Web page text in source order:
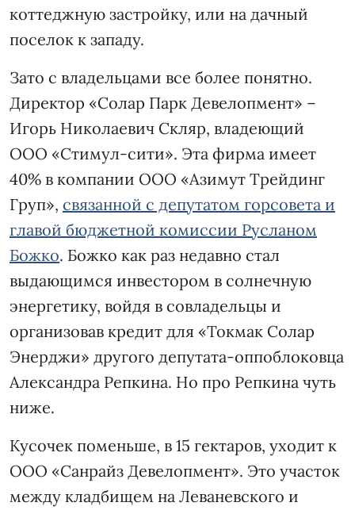
коттеджную застройку, или на дачный
поселок к западу.
Зато с владельцами все более понятно.
Директор «Солар Парк Девелопмент» –
Игорь Николаевич Скляр, владеющий
ООО «Стимул-сити». Эта фирма имеет
40% в компании ООО «Азимут Трейдинг
Груп», связанной с депутатом горсовета и
главой бюджетной комиссии Русланом
Божко. Божко как раз недавно стал
выдающимся инвестором в солнечную
энергетику, войдя в совладельцы и
организовав кредит для «Токмак Солар
Энерджи» другого депутата-оппоблоковца
Александра Репкина. Но про Репкина чуть
ниже.
Кусочек поменьше, в 15 гектаров, уходит к
ООО «Санрайз Девелопмент». Это участок
между кладбищем на Леваневского и